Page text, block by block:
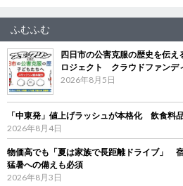
ふむふむ
四日市の公害克服の歴史を伝
ロジェクト クラウドファンデ
2026年8月5日
「中東発」値上げラッシュが本格化 飲食料
2026年8月4日
物価高でも「夏は家族で長距離ドライブ」
猛暑への備えも必須
2026年8月3日